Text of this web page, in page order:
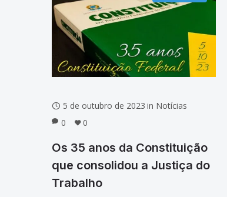
5 de outubro de 2023 in Notícias
0
0
Os 35 anos da Constituição
que consolidou a Justiça do
Trabalho